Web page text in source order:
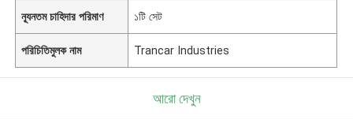
ন্যূনতম চাহিদার পরিমাণ ১টি সেট
পরিচিতিমুলক নাম Trancar Industries
আরো দেখুন